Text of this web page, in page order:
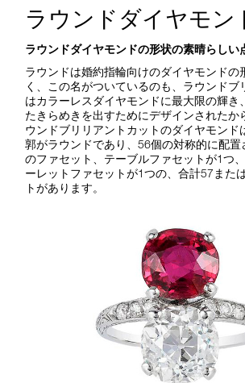
ラウンドダイヤモン
ラウンドダイヤモンドの形状の素晴らしい
ラウンドは婚約指輪向けのダイヤモンドの
く、この名がついているのも、ラウンドブ
はカラーレスダイヤモンドに最大限の輝き
たきらめきを出すためにデザインされたか
ウンドブリリアントカットのダイヤモンド
郭がラウンドであり、56個の対称的に配置
のファセット、テーブルファセットが1つ
ーレットファセットが1つの、合計57また
トがあります。